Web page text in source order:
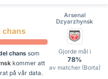
Arsenal
Dzyarzhynsk
chanssom
kommer att
på vår data.
Gjorde mål i
78%
av matcher (Borta)